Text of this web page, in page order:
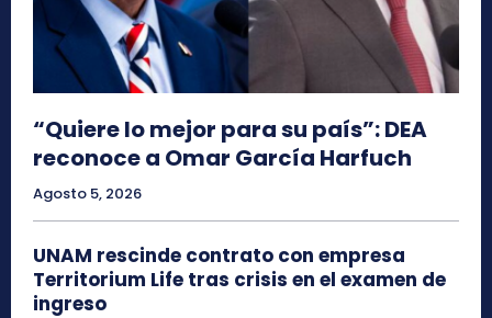
“Quiere lo mejor para su país”: DEA
reconoce a Omar García Harfuch
Agosto 5, 2026
UNAM rescinde contrato con empresa
Territorium Life tras crisis en el examen de
ingreso